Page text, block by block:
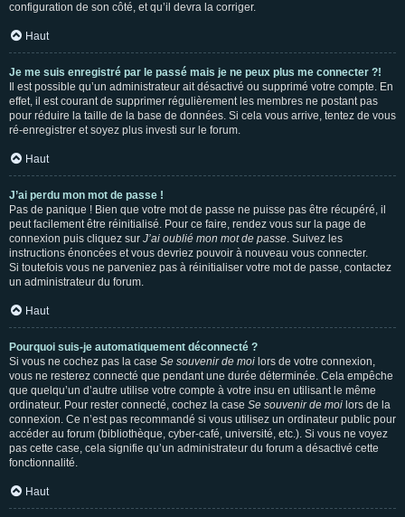
configuration de son côté, et qu’il devra la corriger.
Haut
Je me suis enregistré par le passé mais je ne peux plus me connecter ?!
Il est possible qu’un administrateur ait désactivé ou supprimé votre compte. En
effet, il est courant de supprimer régulièrement les membres ne postant pas
pour réduire la taille de la base de données. Si cela vous arrive, tentez de vous
ré-enregistrer et soyez plus investi sur le forum.
Haut
J’ai perdu mon mot de passe !
Pas de panique ! Bien que votre mot de passe ne puisse pas être récupéré, il
peut facilement être réinitialisé. Pour ce faire, rendez vous sur la page de
connexion puis cliquez sur J’ai oublié mon mot de passe. Suivez les
instructions énoncées et vous devriez pouvoir à nouveau vous connecter.
Si toutefois vous ne parveniez pas à réinitialiser votre mot de passe, contactez
un administrateur du forum.
Haut
Pourquoi suis-je automatiquement déconnecté ?
Si vous ne cochez pas la case Se souvenir de moi lors de votre connexion,
vous ne resterez connecté que pendant une durée déterminée. Cela empêche
que quelqu’un d’autre utilise votre compte à votre insu en utilisant le même
ordinateur. Pour rester connecté, cochez la case Se souvenir de moi lors de la
connexion. Ce n’est pas recommandé si vous utilisez un ordinateur public pour
accéder au forum (bibliothèque, cyber-café, université, etc.). Si vous ne voyez
pas cette case, cela signifie qu’un administrateur du forum a désactivé cette
fonctionnalité.
Haut